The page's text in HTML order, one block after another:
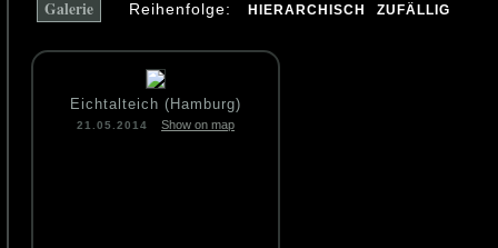
Galerie Reihenfolge: HIERARCHISCH ZUFÄLLIG
Eichtalteich (Hamburg)
21.05.2014 Show on map